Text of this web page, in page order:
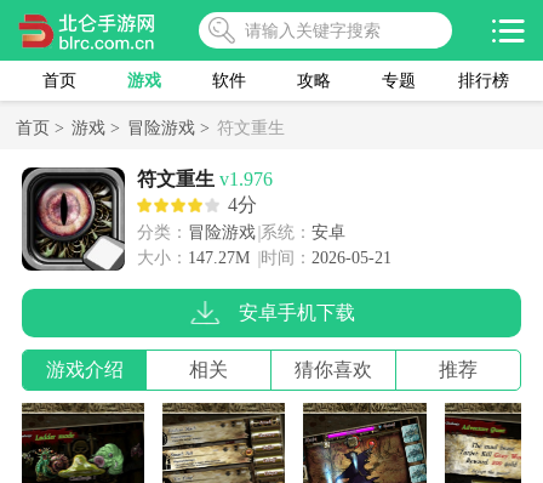
首页 游戏 软件 攻略 专题 排行榜
首页 > 游戏 > 冒险游戏 > 符文重生
符文重生 v1.976
4分
分类： 冒险游戏 系统： 安卓
大小： 147.27M 时间： 2026-05-21
安卓手机下载
游戏介绍 相关 猜你喜欢 推荐